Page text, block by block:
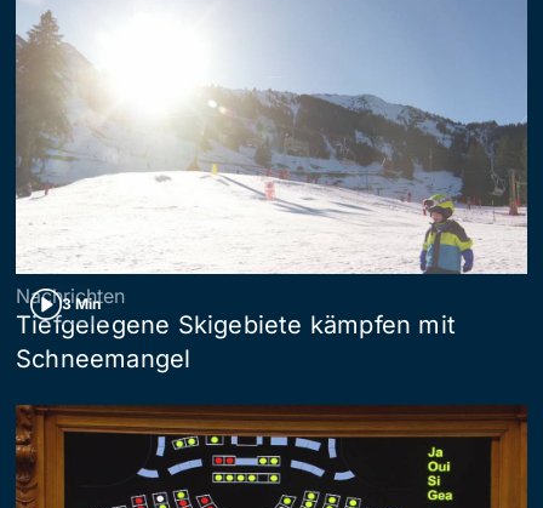
3 Min
Nachrichten
Tiefgelegene Skigebiete kämpfen mit
Schneemangel